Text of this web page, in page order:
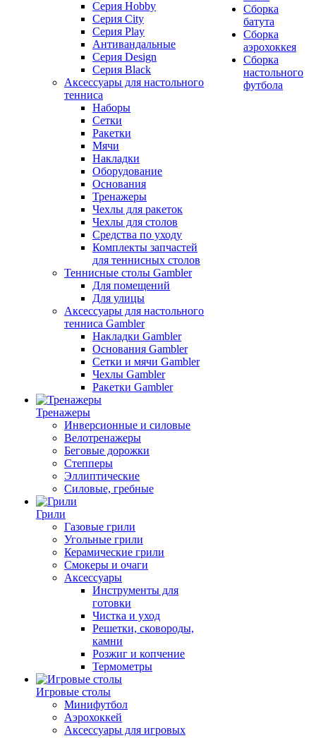
Серия Hobby
Серия City
Серия Play
Антивандальные
Серия Design
Серия Black
Аксессуары для настольного
тенниса
Наборы
Сетки
Ракетки
Мячи
Накладки
Оборудование
Основания
Тренажеры
Чехлы для ракеток
Чехлы для столов
Средства по уходу
Комплекты запчастей
для теннисных столов
Теннисные столы Gambler
Для помещений
Для улицы
Аксессуары для настольного
тенниса Gambler
Накладки Gambler
Основания Gambler
Сетки и мячи Gambler
Чехлы Gambler
Ракетки Gambler
Тренажеры
Инверсионные и силовые
Велотренажеры
Беговые дорожки
Степперы
Эллиптические
Силовые, гребные
Грили
Газовые грили
Угольные грили
Керамические грили
Смокеры и очаги
Аксессуары
Инструменты для
готовки
Чистка и уход
Решетки, сковороды,
камни
Розжиг и копчение
Термометры
Игровые столы
Минифутбол
Аэрохоккей
Аксессуары для игровых
Сборка
батута
Сборка
аэрохоккея
Сборка
настольного
футбола